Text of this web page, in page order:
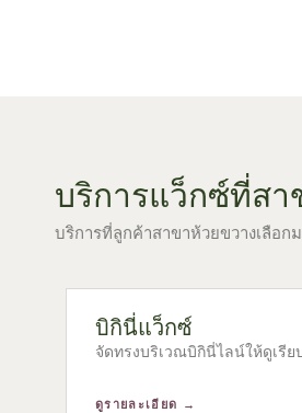
บริการแว็กซ์ที่ส
บริการที่ลูกค้าสาขาห้วยขวางเลือ
บิกินี่แว็กซ์
จัดทรงบริเวณบิกินี่ไลน์ให้ดูเรีย
ดูรายละเอียด →